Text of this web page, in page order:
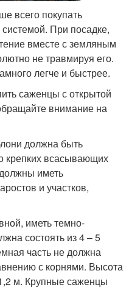
всего покупать
При посадке,
вместе с земляным
не травмируя его.
легче и быстрее.
саженцы с открытой
внимание на
должна быть
крепких всасывающих
иметь
и участков,
иметь темно-
состоять из 4 – 5
часть не должна
с корнями. Высота
м. Крупные саженцы